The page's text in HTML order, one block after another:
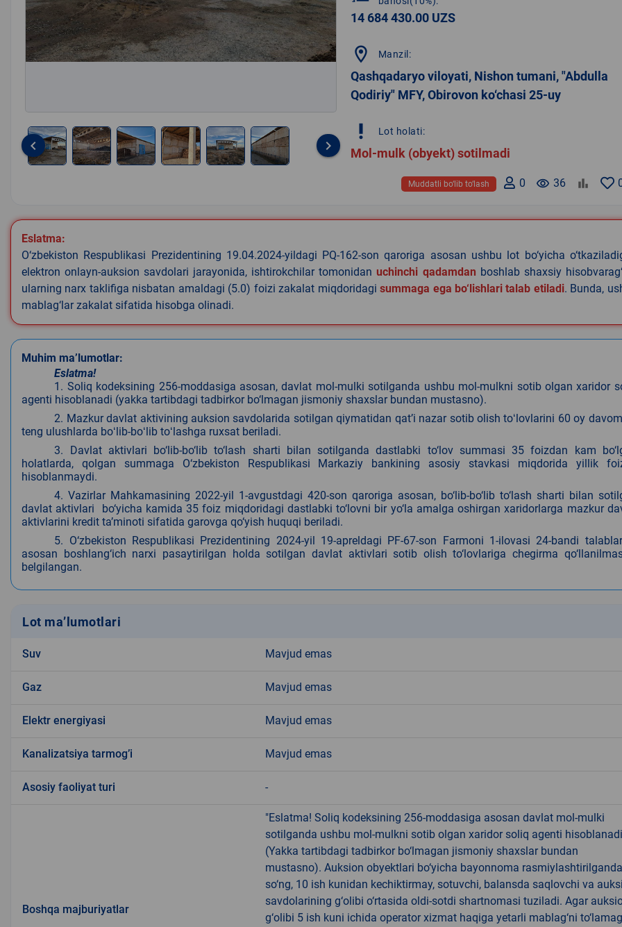
keyboard_arrow_left keyboard_arrow_right
14 684 430.00 UZS
location_on Manzil:
Qashqadaryo viloyati, Nishon tumani, "Abdulla
Qodiriy" MFY, Obirovon ko‘chasi 25-uy
priority_high Lot holati:
Mol-mulk (obyekt) sotilmadi
remove_red_eye 36
0
Muddatli bo‘lib to‘lash
Eslatma:
O‘zbekiston Respublikasi Prezidentining 19.04.2024-yildagi PQ-162-son qaroriga asosan ushbu lot bo‘yicha
elektron onlayn-auksion savdolari jarayonida, ishtirokchilar tomonidanuchinchi qadamdan boshlab shaxsiy
ularning narx taklifiga nisbatan amaldagi (5.0) foizi zakalat miqdoridagisummaga ega bo‘lishlari talab etiladi. Bunda,
mablag‘lar zakalat sifatida hisobga olinadi.
Muhim ma’lumotlar:
Eslatma!
1. Soliq kodeksining 256-moddasiga asosan, davlat mol-mulki sotilganda ushbu mol-mulkni sotib olgan xaridor
agenti hisoblanadi (yakka tartibdagi tadbirkor bo‘lmagan jismoniy shaxslar bundan mustasno).
2. Mazkur davlat aktivining auksion savdolarida sotilgan qiymatidan qatʼi nazar sotib olish toʻlovlarini 60 oy
teng ulushlarda boʻlib-boʻlib toʻlashga ruxsat beriladi.
3. Davlat aktivlari bo‘lib-bo‘lib to‘lash sharti bilan sotilganda dastlabki to‘lov summasi 35 foizdan kam
holatlarda, qolgan summaga O‘zbekiston Respublikasi Markaziy bankining asosiy stavkasi miqdorida yillik
hisoblanmaydi.
4. Vazirlar Mahkamasining 2022-yil 1-avgustdagi 420-son qaroriga asosan, bo‘lib-bo‘lib to‘lash sharti bilan
davlat aktivlari bo‘yicha kamida 35 foiz miqdoridagi dastlabki to‘lovni bir yo‘la amalga oshirgan xaridorlarga mazkur
aktivlarini kredit ta’minoti sifatida garovga qo‘yish huquqi beriladi.
5. O‘zbekiston Respublikasi Prezidentining 2024-yil 19-apreldagi PF-67-son Farmoni 1-ilovasi 24-bandi
asosan boshlang‘ich narxi pasaytirilgan holda sotilgan davlat aktivlari sotib olish to‘lovlariga chegirma
belgilangan.
Lot ma’lumotlari
Suv Mavjud emas
Gaz Mavjud emas
Elektr energiyasi Mavjud emas
Kanalizatsiya tarmogʼi Mavjud emas
Аsosiy faoliyat turi -
Boshqa majburiyatlar
"Eslatma! Soliq kodeksining 256-moddasiga asosan davlat mol-mulki
sotilganda ushbu mol-mulkni sotib olgan xaridor soliq agenti hisoblanadi
(Yakka tartibdagi tadbirkor bo‘lmagan jismoniy shaxslar bundan
mustasno). Auksion obyektlari bo‘yicha bayonnoma
so‘ng, 10 ish kunidan kechiktirmay, sotuvchi, balansda saqlovchi va
savdolarining g‘olibi o‘rtasida oldi-sotdi shartnomasi tuziladi. Agar
g‘olibi 5 ish kuni ichida operator xizmat haqiga yetarli mablag‘ni